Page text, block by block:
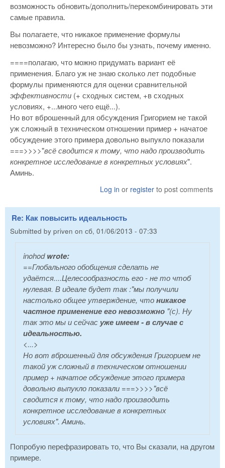
возможность обновить/дополнить/перекомбинировать эти
самые правила.
Вы полагаете, что никакое применение формулы
невозможно? Интересно было бы узнать, почему именно.
====полагаю, что можно придумать вариант её
применения. Благо уж не знаю сколько лет подобные
формулы применяются для оценки сравнительной
эффективности (+ сходных систем, +в сходных
условиях, +...много чего ещё...).
Но вот вброшенный для обсуждения Григорием не такой
уж сложный в техническом отношении пример + начатое
обсуждение этого примера довольно выпукло показали
===>>>>"всё сводится к тому, что надо производить
конкретное исследование в конкретных условиях".
Аминь.
Log in or register to post comments
Re: Как повысить идеальность
Submitted by priven on сб, 01/06/2013 - 07:33
inohodwrote:
==Глобального обобщения сделать не
удаётся....Целесообразность его - не то чтоб
нулевая. В идеале будет так :"мы получили
настолько общее утверждение, чтоникакое
частное применение его невозможно "(с). Ну
так это мы и сейчас уже имеем - в случае с
идеальностью.
<...>
Но вот вброшенный для обсуждения Григорием не
такой уж сложный в техническом отношении
пример + начатое обсуждение этого примера
довольно выпукло показали ===>>>>"всё
сводится к тому, что надо производить
конкретное исследование в конкретных
условиях". Аминь.
Попробую перефразировать то, что Вы сказали, на другом
примере.